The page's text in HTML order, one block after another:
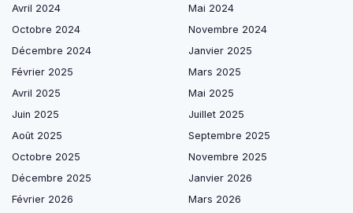
Avril 2024
Mai 2024
Octobre 2024
Novembre 2024
Décembre 2024
Janvier 2025
Février 2025
Mars 2025
Avril 2025
Mai 2025
Juin 2025
Juillet 2025
Août 2025
Septembre 2025
Octobre 2025
Novembre 2025
Décembre 2025
Janvier 2026
Février 2026
Mars 2026